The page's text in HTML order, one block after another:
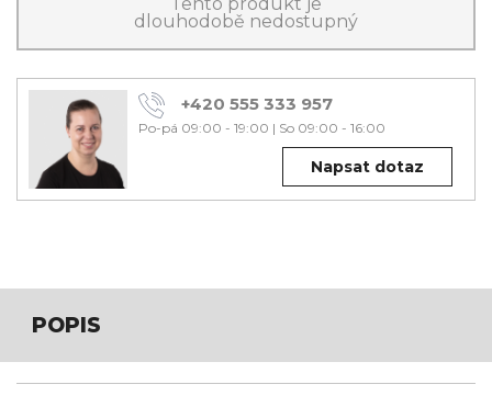
dlouhodobě nedostupný
+420 555 333 957
Po-pá 09:00 - 19:00 | So 09:00 - 16:00
Napsat dotaz
POPIS